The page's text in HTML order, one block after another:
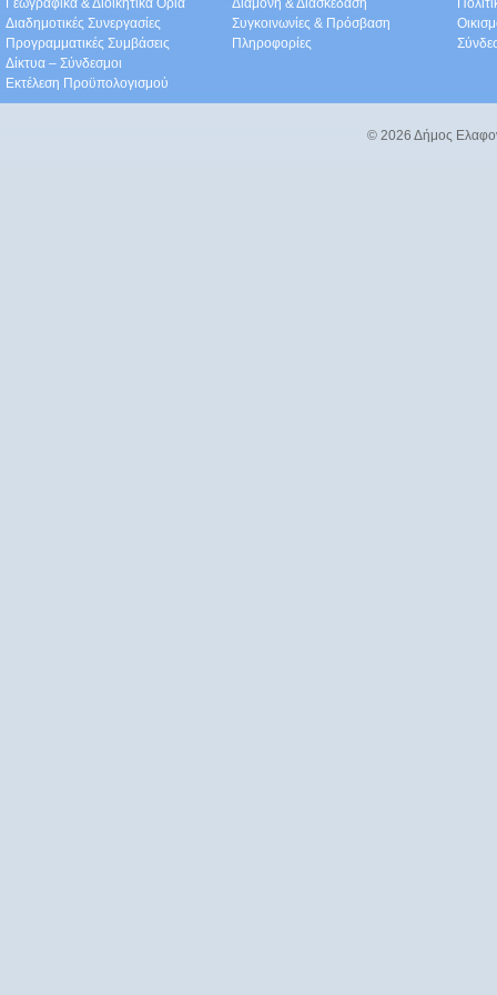
Γεωγραφικά & Διοικητικά Όρια
Διαδημοτικές Συνεργασίες
Προγραμματικές Συμβάσεις
Δίκτυα – Σύνδεσμοι
Εκτέλεση Προϋπολογισμού
Διαμονή & Διασκέδαση
Συγκοινωνίες & Πρόσβαση
Πληροφορίες
© 2026 Δήμος